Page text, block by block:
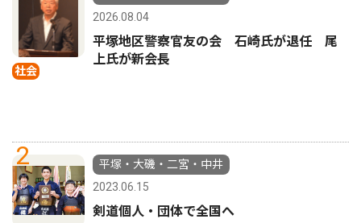
社会
2026.08.04
平塚地区警察官友の会 石崎氏が退任 尾
上氏が新会長
2
平塚・大磯・二宮・中井
2023.06.15
剣道個人・団体で全国へ